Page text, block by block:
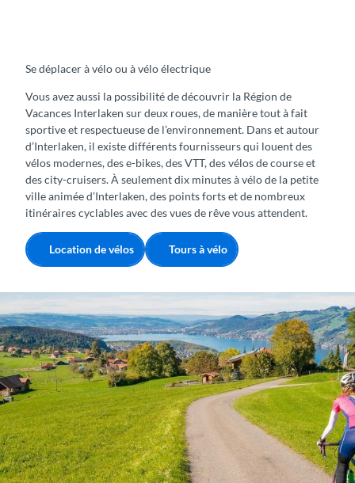
Se déplacer à vélo ou à vélo électrique
Vous avez aussi la possibilité de découvrir la Région de
Vacances Interlaken sur deux roues, de manière tout à fait
sportive et respectueuse de l’environnement. Dans et autour
d’Interlaken, il existe différents fournisseurs qui louent des
vélos modernes, des e-bikes, des VTT, des vélos de course et
des city-cruisers. À seulement dix minutes à vélo de la petite
ville animée d’Interlaken, des points forts et de nombreux
itinéraires cyclables avec des vues de rêve vous attendent.
Location de vélos Tours à vélo